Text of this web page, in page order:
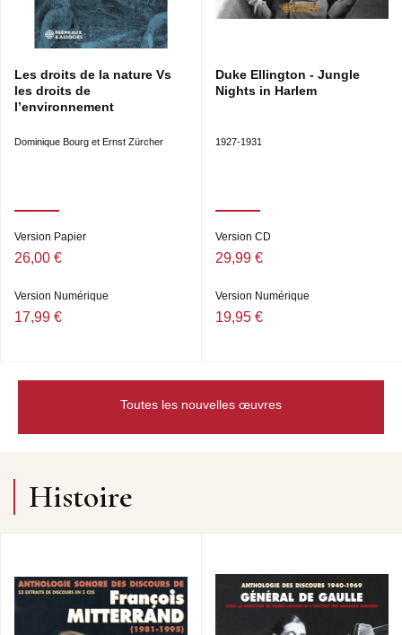
Les droits de la nature Vs
les droits de
l’environnement
Dominique Bourg et Ernst Zürcher
Version Papier
26,00 €
Version Numérique
17,99 €
Duke Ellington - Jungle
Nights in Harlem
1927-1931
Version CD
29,99 €
Version Numérique
19,95 €
Toutes les nouvelles œuvres
Histoire